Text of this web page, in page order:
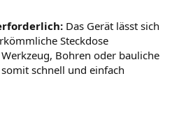
Das Gerät lässt sich
Steckdose
Bohren oder bauliche
schnell und einfach